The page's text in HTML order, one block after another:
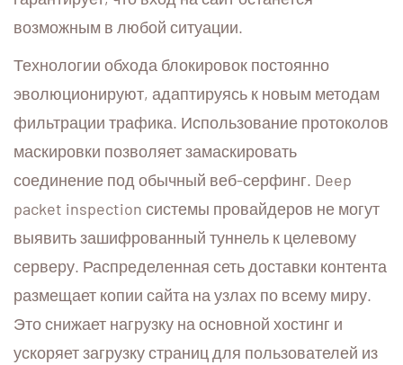
возможным в любой ситуации.
Технологии обхода блокировок постоянно
эволюционируют, адаптируясь к новым методам
фильтрации трафика. Использование протоколов
маскировки позволяет замаскировать
соединение под обычный веб-серфинг. Deep
packet inspection системы провайдеров не могут
выявить зашифрованный туннель к целевому
серверу. Распределенная сеть доставки контента
размещает копии сайта на узлах по всему миру.
Это снижает нагрузку на основной хостинг и
ускоряет загрузку страниц для пользователей из